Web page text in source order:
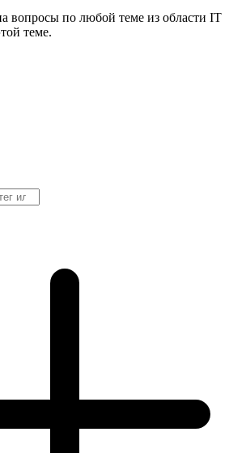
вопросы по любой теме из области IT
теме.